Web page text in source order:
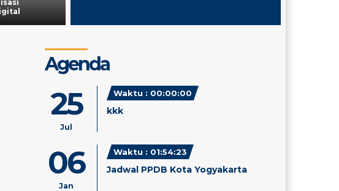
Agenda
25
Jul
Waktu : 00:00:00
kkk
06
Jan
Waktu : 01:54:23
Jadwal PPDB Kota Yogyakarta
tut wuri handayani."